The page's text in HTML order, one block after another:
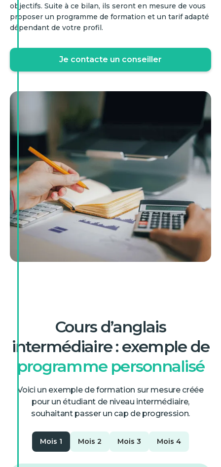
objectifs. Suite à ce bilan, ils seront en mesure de vous
proposer un programme de formation et un tarif adapté
dépendant de votre profil.
Je contacte un conseiller
Cours d’anglais
intermédiaire : exemple de
programme personnalisé
Voici un exemple de formation sur mesure créée
pour un étudiant de niveau intermédiaire,
souhaitant passer un cap de progression.
Mois 1 Mois 2 Mois 3 Mois 4